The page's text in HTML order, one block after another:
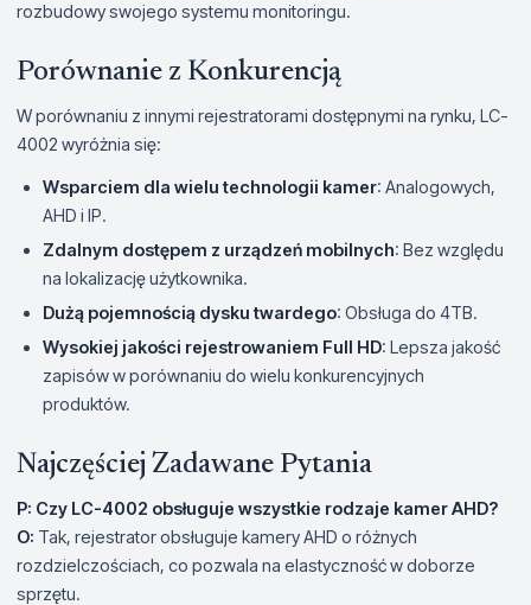
rozbudowy swojego systemu monitoringu.
Porównanie z Konkurencją
W porównaniu z innymi rejestratorami dostępnymi na rynku, LC-
4002 wyróżnia się:
Wsparciem dla wielu technologii kamer: Analogowych,
AHD i IP.
Zdalnym dostępem z urządzeń mobilnych: Bez względu
na lokalizację użytkownika.
Dużą pojemnością dysku twardego: Obsługa do 4TB.
Wysokiej jakości rejestrowaniem Full HD: Lepsza jakość
zapisów w porównaniu do wielu konkurencyjnych
produktów.
Najczęściej Zadawane Pytania
P: Czy LC-4002 obsługuje wszystkie rodzaje kamer AHD?
O: Tak, rejestrator obsługuje kamery AHD o różnych
rozdzielczościach, co pozwala na elastyczność w doborze
sprzętu.